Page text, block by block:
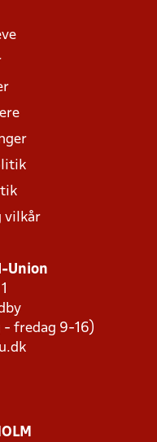
vilkår
Union
- fredag 9-16)